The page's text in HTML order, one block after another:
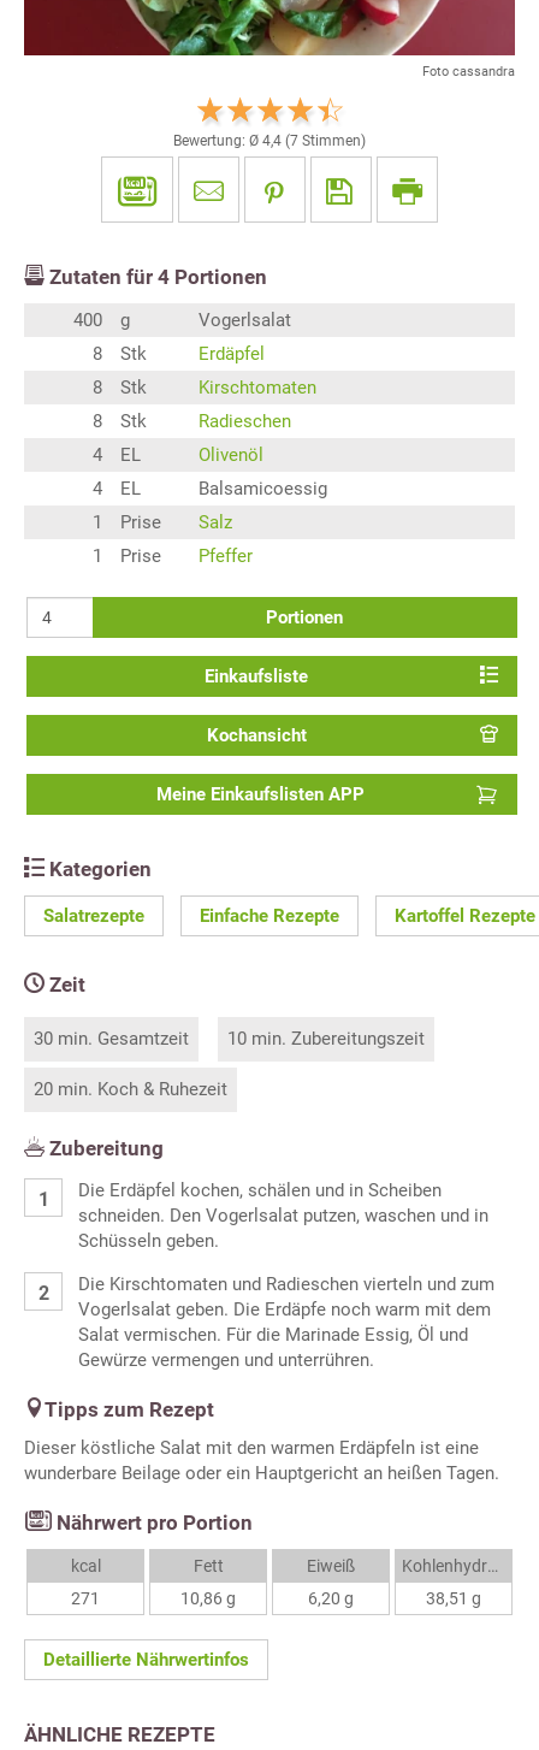
Foto cassandra
Bewertung: Ø 4,4 (7 Stimmen)
Zutaten für 4 Portionen
400 g
Vogerlsalat
8
Stk
Erdäpfel
8
Stk
Kirschtomaten
8
Stk
Radieschen
4
EL
Olivenöl
4
EL
Balsamicoessig
1
Prise
Salz
1
Prise Pfeffer
Portionen
Einkaufsliste
Kochansicht
Meine Einkaufslisten APP
Kategorien
Salatrezepte Einfache Rezepte Kartoffel Rezepte
Zeit
30 min. Gesamtzeit 10 min. Zubereitungszeit
20 min. Koch & Ruhezeit
Zubereitung
Die Erdäpfel kochen, schälen und in Scheiben
schneiden. Den Vogerlsalat putzen, waschen und in
Schüsseln geben.
Die Kirschtomaten und Radieschen vierteln und zum
Vogerlsalat geben. Die Erdäpfe noch warm mit dem
Salat vermischen. Für die Marinade Essig, Öl und
Gewürze vermengen und unterrühren.
Tipps zum Rezept
Dieser köstliche Salat mit den warmen Erdäpfeln ist eine
wunderbare Beilage oder ein Hauptgericht an heißen Tagen.
Nährwert pro Portion
kcal
271
Fett
10,86 g
Eiweiß
6,20 g
Kohlenhydrate
38,51 g
Detaillierte Nährwertinfos
ÄHNLICHE REZEPTE